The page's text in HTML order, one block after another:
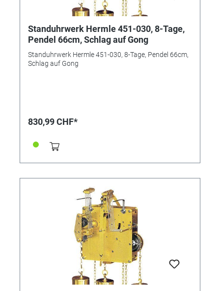
Standuhrwerk Hermle 451-030, 8-Tage,
Pendel 66cm, Schlag auf Gong
Standuhrwerk Hermle 451-030, 8-Tage, Pendel 66cm,
Schlag auf Gong
830,99 CHF*